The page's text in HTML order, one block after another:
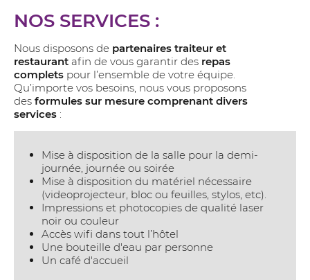
NOS SERVICES :
Nous disposons de partenaires traiteur et
restaurant afin de vous garantir des repas
complets pour l’ensemble de votre équipe.
Qu’importe vos besoins, nous vous proposons
des formules sur mesure comprenant divers
services :
Mise à disposition de la salle pour la demi-
journée, journée ou soirée
Mise à disposition du matériel nécessaire
(videoprojecteur, bloc ou feuilles, stylos, etc).
Impressions et photocopies de qualité laser
noir ou couleur
Accès wifi dans tout l’hôtel
Une bouteille d'eau par personne
Un café d'accueil